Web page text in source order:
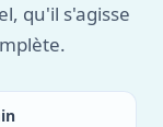
qu'il s'agisse